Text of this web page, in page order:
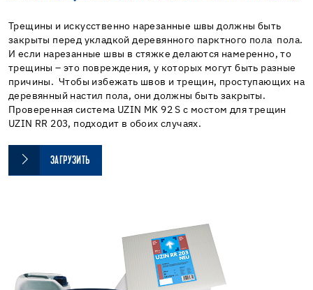
Трещины и искусственно нарезанные швы должны быть
закрыты перед укладкой деревянного парктного пола пола.
И если нарезанные швы в стяжке делаются намеренно, то
трещины – это повреждения, у которых могут быть разные
причины. Чтобы избежать швов и трещин, проступающих на
деревянный настил пола, они должны быть закрыты.
Проверенная система UZIN MK 92 S с мостом для трещин
UZIN RR 203, подходит в обоих случаях.
ЗАГРУЗИТЬ